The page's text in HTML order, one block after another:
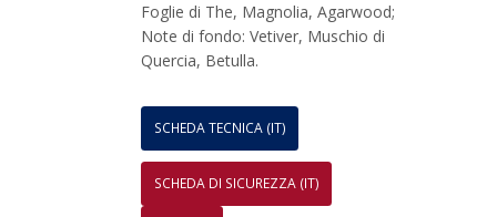
Foglie di The, Magnolia, Agarwood;
Note di fondo: Vetiver, Muschio di
Quercia, Betulla.
SCHEDA TECNICA (IT)
SCHEDA DI SICUREZZA (IT)